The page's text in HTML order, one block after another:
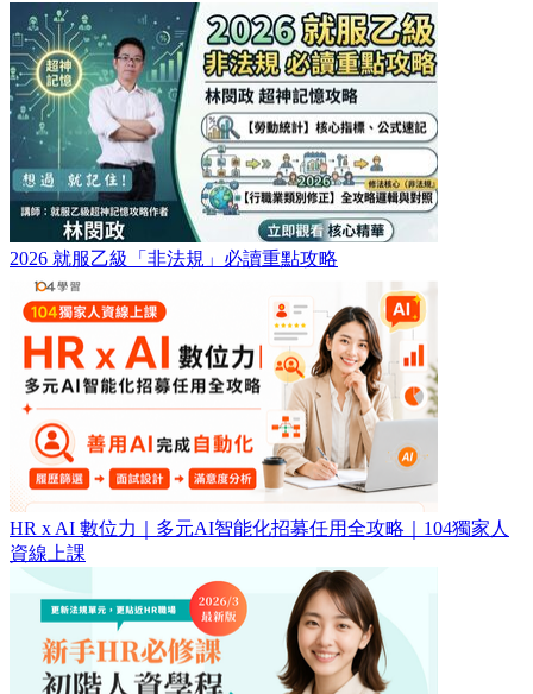
2026 就服乙級「非法規」必讀重點攻略
HR x AI 數位力｜多元AI智能化招募任用全攻略｜104獨家人
資線上課